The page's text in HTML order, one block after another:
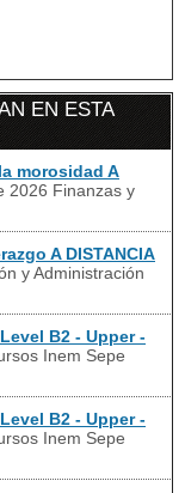
EN ESTA
morosidad A
2026 Finanzas y
A DISTANCIA
y Administración
B2 - Upper -
Inem Sepe
B2 - Upper -
Inem Sepe